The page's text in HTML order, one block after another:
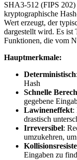
SHA3-512 (FIPS
kryptographische
Wert erzeugt, der
dargestellt wird. Es
Funktionen, die vom
Hauptmerkmale:
Deterministisch
Hash
Schnelle
gegebene
Lawineneffekt:
drastisch
Irreversibel:
umzukehren,
Eingaben zu